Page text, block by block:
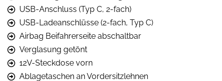
USB-Anschluss (Typ C, 2-fach)
USB-Ladeanschlüsse (2-fach, Typ C)
Airbag Beifahrerseite abschaltbar
Verglasung getönt
12V-Steckdose vorn
Ablagetaschen an Vordersitzlehnen